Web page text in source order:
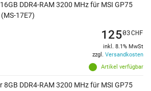
DDR4-RAM 3200 MHz für MSI GP75
17E7)
Artikel verfügbar
12503CHF
inkl. 8.1% MwSt
zzgl. Versandkosten
8GB DDR4-RAM 3200 MHz für MSI GP75